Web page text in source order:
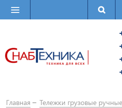
Главная
Тележки грузовые ручные